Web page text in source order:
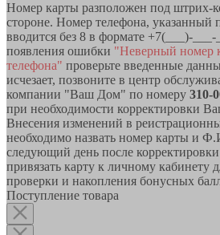
Номер карты разположен под штрих-
стороне. Номер телефона, указанный
вводится без 8 в формате +7(___)-
появления ошибки "Неверный номер
телефона" проверьте введенные
исчезает, позвоните в центр
компании "Ваш Дом" по номеру 310-
при необходимости корректировки
Внесения изменений в
необходимо назвать номер карты и
следующий день после
привязать карту к личному кабинету
проверки и накопления бонусных
Поступление товара